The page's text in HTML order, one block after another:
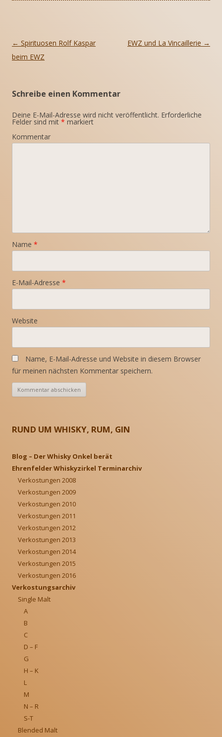
Beitrags-
Navigation
← Spirituosen Rolf Kaspar
beim EWZ
EWZ und La Vincaillerie →
Schreibe einen Kommentar
Deine E-Mail-Adresse wird nicht veröffentlicht. Erforderliche
Felder sind mit * markiert
Kommentar
Name *
E-Mail-Adresse *
Website
Name, E-Mail-Adresse und Website in diesem Browser
für meinen nächsten Kommentar speichern.
RUND UM WHISKY, RUM, GIN
Blog – Der Whisky Onkel berät
Ehrenfelder Whiskyzirkel Terminarchiv
Verkostungen 2008
Verkostungen 2009
Verkostungen 2010
Verkostungen 2011
Verkostungen 2012
Verkostungen 2013
Verkostungen 2014
Verkostungen 2015
Verkostungen 2016
Verkostungsarchiv
Single Malt
A
B
C
D – F
G
H – K
L
M
N – R
S-T
Blended Malt